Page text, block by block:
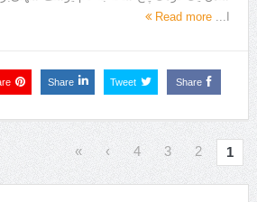
ا... Read more
Share
Tweet
Share
1
2
3
4
›
»